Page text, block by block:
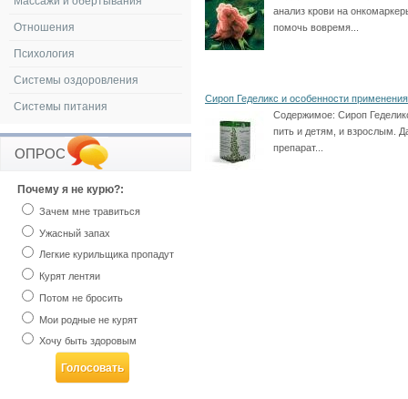
анализ крови на
помочь вовремя...
Сироп Геделикс и особенности применения
Содержимое: Сироп
пить и детям, и взрослым.
препарат...
Отношения
Психология
Системы оздоровления
Системы питания
ОПРОС
Почему я не курю?:
Зачем мне травиться
Ужасный запах
Легкие курильщика пропадут
Курят лентяи
Потом не бросить
Мои родные не курят
Хочу быть здоровым